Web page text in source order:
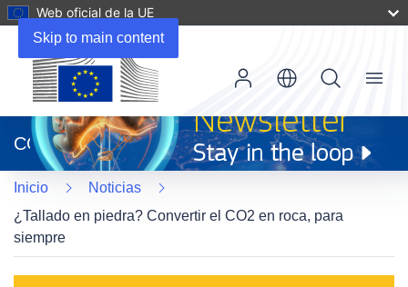
Skip to main content
Web oficial de la UE
abrirá
en
una
nueva
ventana)
CORDIS
Menu
Inicio
Noticias
¿Tallado en piedra? Convertir el CO2 en roca, para
siempre